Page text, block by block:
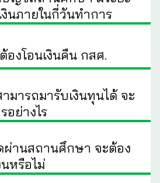
งินภายในกี่วันทำการ
งโอนเงินคืน กสศ.
มารถมารับเงินทุนได้ จะ
อย่างไร
ผ่านสถานศึกษา จะต้อง
หรือไม่